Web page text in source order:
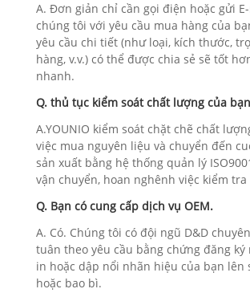
A. Đơn giản chỉ cần gọi điện hoặc gửi
chúng tôi với yêu cầu mua hàng của
yêu cầu chi tiết (như loại, kích thước,
hàng, v.v.) có thể được chia sẻ sẽ tốt
nhanh.
Q. thủ tục kiểm soát chất lượng của
A.YOUNIO kiểm soát chặt chẽ chất
việc mua nguyên liệu và chuyển đến
sản xuất bằng hệ thống quản lý
vận chuyển, hoan nghênh việc kiểm tra
Q. Bạn có cung cấp dịch vụ OEM.
A. Có. Chúng tôi có đội ngũ D&D
tuân theo yêu cầu bằng chứng đăng
in hoặc dập nổi nhãn hiệu của bạn lên
hoặc bao bì.